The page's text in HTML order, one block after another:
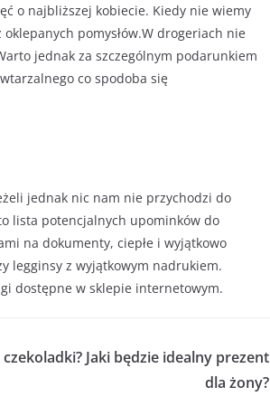
o najbliższej kobiecie. Kiedy nie wiemy
pomysłów.W drogeriach nie
jednak za szczególnym podarunkiem
co spodoba się
jednak nic nam nie przychodzi do
lista potencjalnych upominków do
na dokumenty, ciepłe i wyjątkowo
legginsy z wyjątkowym nadrukiem.
dostępne w sklepie internetowym.
Jaki będzie idealny prezent
dla żony?